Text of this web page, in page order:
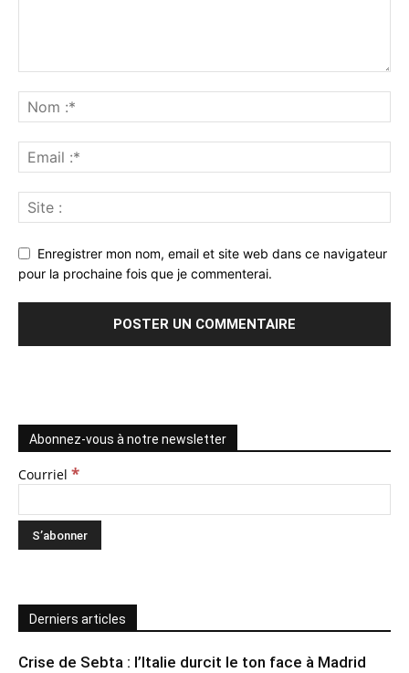
Enregistrer mon nom, email et site web dans ce navigateur
pour la prochaine fois que je commenterai.
Abonnez-vous à notre newsletter
Courriel *
Derniers articles
Crise de Sebta : l’Italie durcit le ton face à Madrid